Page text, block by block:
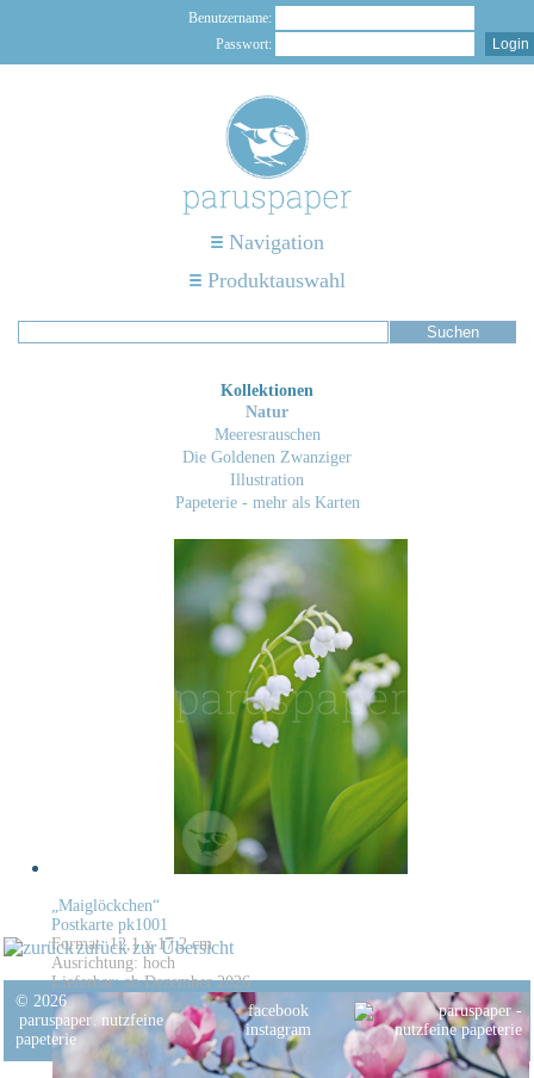
Benutzername:
Passwort:
Navigation
Produktauswahl
Kollektionen
Natur
Meeresrauschen
Die Goldenen Zwanziger
Illustration
Papeterie - mehr als Karten
„Maiglöckchen“
Postkarte pk1001
Format: 12,1 x 17,2 cm
Ausrichtung: hoch
Lieferbar: ab Dezember 2026
zurück zur Übersicht
© 2026
paruspaper. nutzfeine
papeterie
facebook
instagram